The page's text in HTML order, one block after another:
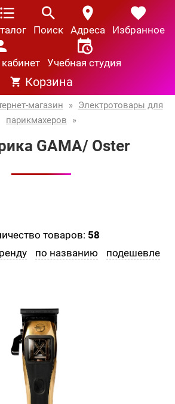
Поиск Адреса Избранное
Учебная студия
Корзина
магазин » Электротовары для
парикмахеров
»
GAMA/ Oster
товаров: 58
по названию подешевле